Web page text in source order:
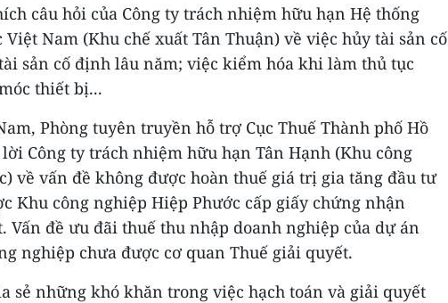
câu hỏi của Công ty trách nhiệm hữu hạn Hệ thống
Nam (Khu chế xuất Tân Thuận) về việc hủy tài sản cố
sản cố định lâu năm; việc kiểm hóa khi làm thủ tục
thiết bị...
Phòng tuyên truyền hỗ trợ Cục Thuế Thành phố Hồ
Công ty trách nhiệm hữu hạn Tân Hạnh (Khu công
về vấn đề không được hoàn thuế giá trị gia tăng đầu tư
Khu công nghiệp Hiệp Phước cấp giấy chứng nhận
Vấn đề ưu đãi thuế thu nhập doanh nghiệp của dự án
nghiệp chưa được cơ quan Thuế giải quyết.
sẻ những khó khăn trong việc hạch toán và giải quyết